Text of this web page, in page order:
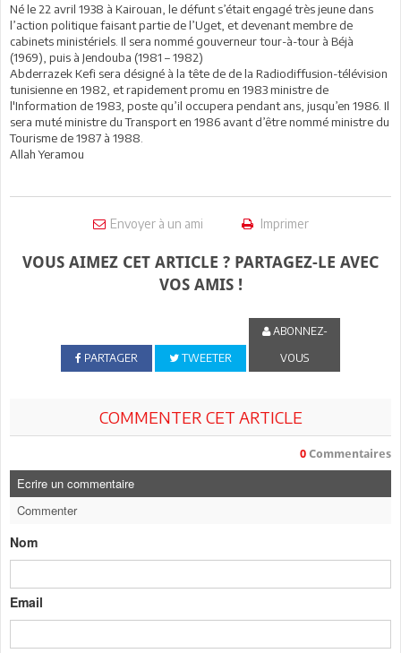
Né le 22 avril 1938 à Kairouan, le défunt s’était engagé très jeune dans
l’action politique faisant partie de l’Uget, et devenant membre de
cabinets ministériels. Il sera nommé gouverneur tour-à-tour à Béjà
(1969), puis à Jendouba (1981 – 1982)
Abderrazek Kefi sera désigné à la tête de de la Radiodiffusion-télévision
tunisienne en 1982, et rapidement promu en 1983 ministre de
l'Information de 1983, poste qu’il occupera pendant ans, jusqu’en 1986. Il
sera muté ministre du Transport en 1986 avant d’être nommé ministre du
Tourisme de 1987 à 1988.
Allah Yeramou
Envoyer à un ami Imprimer
VOUS AIMEZ CET ARTICLE ? PARTAGEZ-LE AVEC
VOS AMIS !
PARTAGER TWEETER
ABONNEZ-
VOUS
COMMENTER CET ARTICLE
0 Commentaires
Ecrire un commentaire
Commenter
Nom
Email